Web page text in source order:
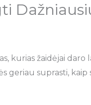
kurias žaidėjai
geriau suprasti, kaip